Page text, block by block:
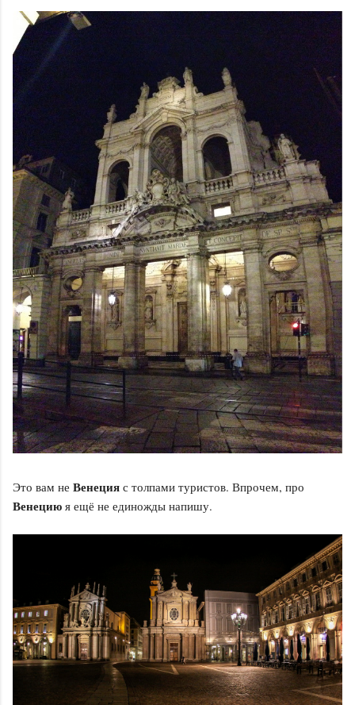
Это вам не Венеция с толпами туристов. Впрочем, про
Венецию я ещё не единожды напишу.